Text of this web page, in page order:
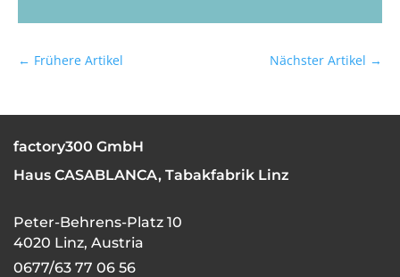
← Frühere Artikel Nächster Artikel →
factory300 GmbH
Haus CASABLANCA, Tabakfabrik Linz
Peter-Behrens-Platz 10
4020 Linz, Austria
0677/63 77 06 56